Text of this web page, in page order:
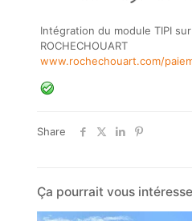
Intégration du module TIPI
ROCHECHOUART
www.rochechouart.com/
Share
Ça pourrait vous